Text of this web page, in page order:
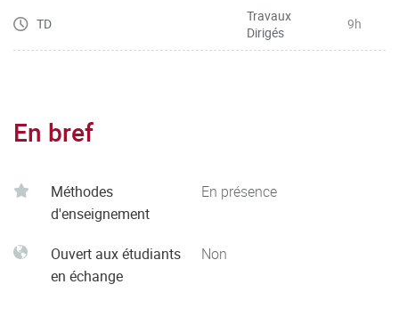
TD
Travaux
Dirigés
9h
En bref
Méthodes
d'enseignement
En présence
Ouvert aux étudiants
en échange
Non